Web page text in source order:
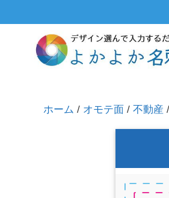
ホーム / オモテ面 / 不動産